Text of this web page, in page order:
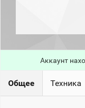
месяц)
(за
последние
сессии)
Аккаунт
Общее Техника